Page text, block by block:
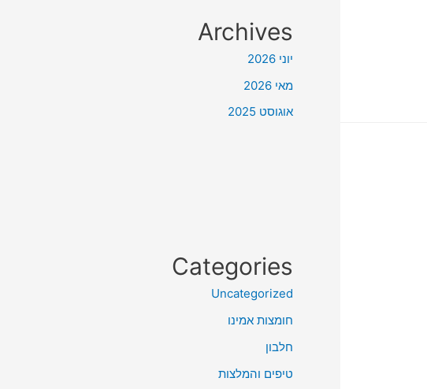
Archives
יוני 2026
מאי 2026
אוגוסט 2025
Categories
Uncategorized
חומצות אמינו
חלבון
טיפים והמלצות